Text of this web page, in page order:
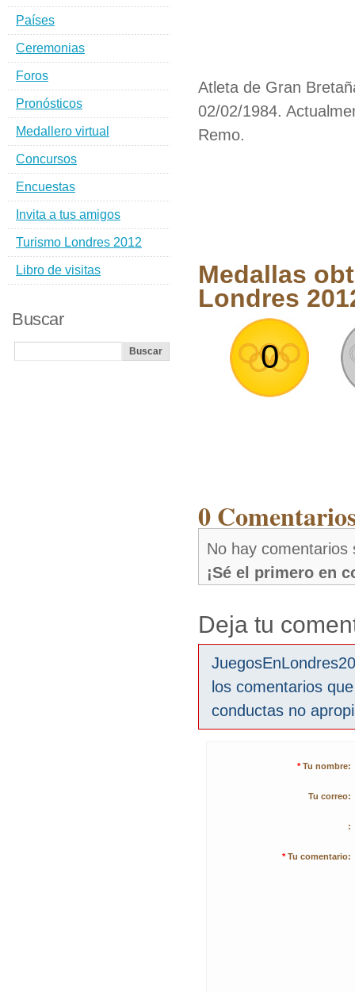
Atleta de Gran
02/02/1984.
Remo.
Medallas
Londres
0
0
No hay comentarios
¡Sé el primero en
Deja tu
los comentarios
conductas no
* Tu nombre:
Tu correo:
:
* Tu comentario:
Países
Ceremonias
Foros
Pronósticos
Medallero virtual
Concursos
Encuestas
Invita a tus amigos
Turismo Londres 2012
Libro de visitas
Buscar